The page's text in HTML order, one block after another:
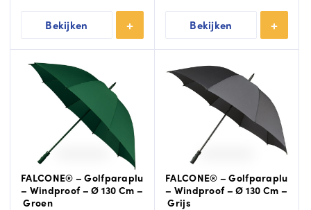
Bekijken Bekijken
FALCONE® – Golfparaplu
– Windproof – Ø 130 Cm –
Groen
FALCONE® – Golfparaplu
– Windproof – Ø 130 Cm –
Grijs